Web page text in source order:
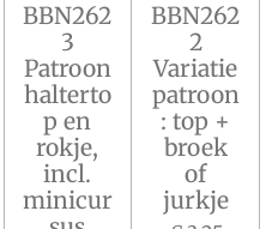
BBN262
3
Patroon
halterto
p en
rokje,
incl.
minicur
BBN262
2
Variatie
patroon
: top +
broek
of
jurkje